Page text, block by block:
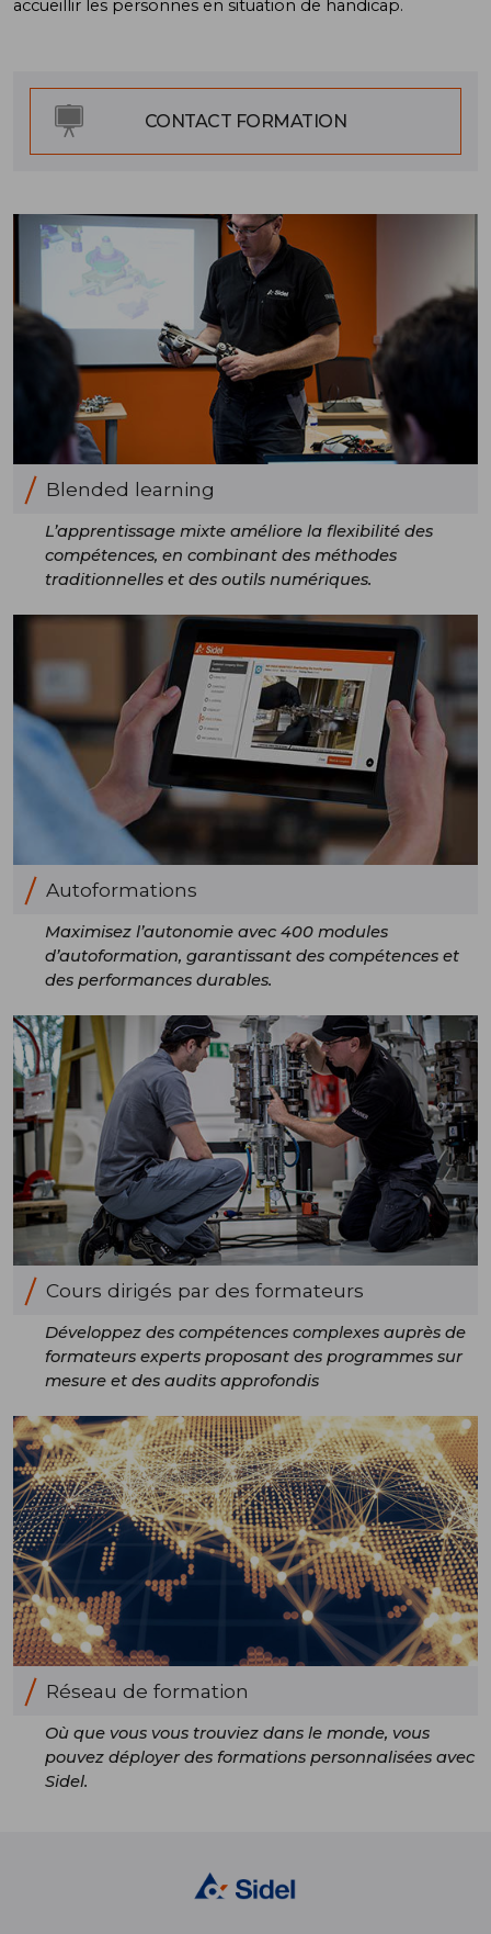
accueillir les personnes en situation de handicap.
CONTACT FORMATION
Blended learning
L’apprentissage mixte améliore la flexibilité des
compétences, en combinant des méthodes
traditionnelles et des outils numériques.
Autoformations
Maximisez l’autonomie avec 400 modules
d’autoformation, garantissant des compétences et
des performances durables.
Cours dirigés par des formateurs
Développez des compétences complexes auprès de
formateurs experts proposant des programmes sur
mesure et des audits approfondis
Réseau de formation
Où que vous vous trouviez dans le monde, vous
pouvez déployer des formations personnalisées avec
Sidel.